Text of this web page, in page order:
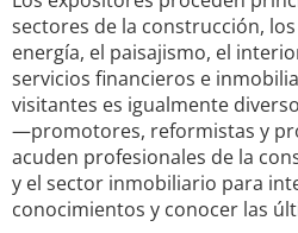
sectores de la construcción,
energía, el paisajismo, el
servicios financieros e
visitantes es igualmente
—promotores, reformistas y
acuden profesionales de la
y el sector inmobiliario para
conocimientos y conocer las